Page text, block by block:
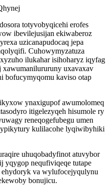
totyvobyqicehi erofes
ibevilejusijan ekiwaberoz
uzicanapudocaq jepa
Cuhowymyzatuza
ilukahar isihoharyz iqyfag
uxavaxav
bofucymyqomu kaviso otap
ynaxigupof awumolomeq
itigelezyqeh hisumole ry
reneqogefubegu umen
kulilacohe lyqiwibyhiki
uhuqobadyfinot atuvybor
yqygop nequfiviqeqe tutape
va wylufocejyqulynu
bonujicu.